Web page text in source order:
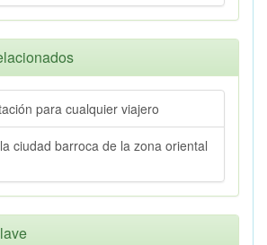
para cualquier viajero
ciudad barroca de la zona oriental